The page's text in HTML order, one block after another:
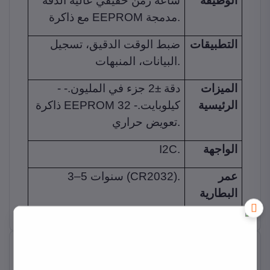
مع ذاكرة EEPROM مدمجة.
التطبيقات
ضبط الوقت الدقيق، تسجيل
البيانات، المنبهات.
الميزات
الرئيسية
- دقة ±2 جزء في المليون.-
ذاكرة EEPROM 32 كيلوبايت.-
تعويض حراري.
الواجهة I2C.
عمر
البطارية
3–5 سنوات (CR2032).